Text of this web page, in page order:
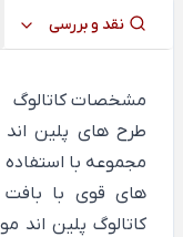
نقد و بررسی
مشخصات کاتالوگ
طرح های پلین اند
مجموعه با
های قوی با
کاتالوگ پلین اند